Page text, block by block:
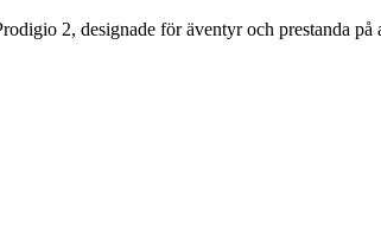
2, designade för äventyr och prestanda på